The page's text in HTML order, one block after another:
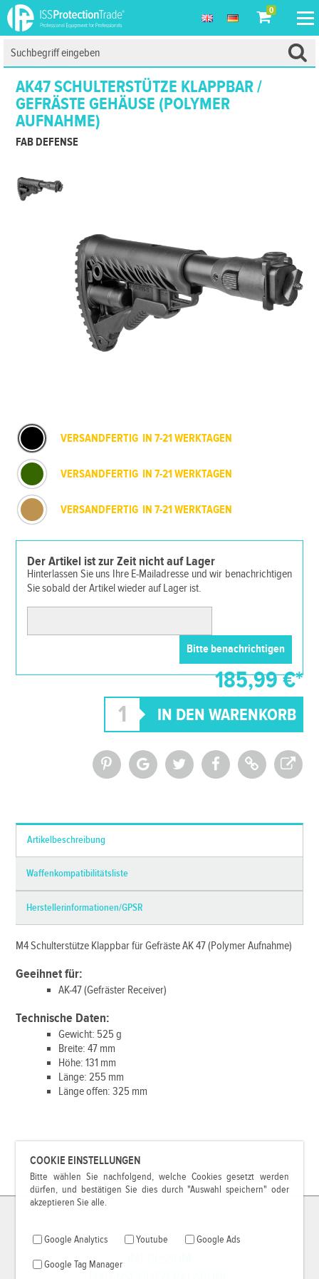
COOKIE EINSTELLUNGEN
Bitte wählen Sie nachfolgend, welche Cookies gesetzt werden
dürfen, und bestätigen Sie dies durch "Auswahl speichern" oder
akzeptieren Sie alle.
Google Analytics Youtube Google Ads
Google Tag Manager
0
AK47 SCHULTERSTÜTZE KLAPPBAR /
GEFRÄSTE GEHÄUSE (POLYMER
AUFNAHME)
FAB DEFENSE
VERSANDFERTIG IN 7-21 WERKTAGEN
VERSANDFERTIG IN 7-21 WERKTAGEN
VERSANDFERTIG IN 7-21 WERKTAGEN
Der Artikel ist zur Zeit nicht auf Lager
Hinterlassen Sie uns Ihre E-Mailadresse und wir benachrichtigen
Sie sobald der Artikel wieder auf Lager ist.
185,99 €*
Artikelbeschreibung
Waffenkompatibilitätsliste
Herstellerinformationen/GPSR
M4 Schulterstütze Klappbar für Gefräste AK 47 (Polymer Aufnahme)
Geeihnet für:
AK-47 (Gefräster Receiver)
Technische Daten:
Gewicht: 525 g
Breite: 47 mm
Höhe: 131 mm
Länge: 255 mm
Länge offen: 325 mm